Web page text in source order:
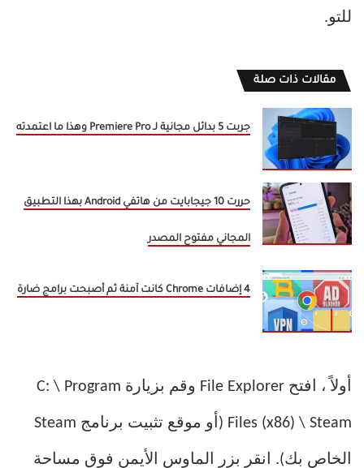
للتو.
مقالات ذات صلة
جربت 5 بدائل مجانية لـ Premiere Pro وهذا ما اعتمدته
حررت 10 جيجابايت من هاتفي Android بهذا التطبيق
المجاني مفتوح المصدر
4 إضافات Chrome كانت آمنة ثم أصبحت برامج ضارة
أولاً ، افتح File Explorer وقم بزيارة C: \ Program
Files (x86) \ Steam (أو موقع تثبيت برنامج Steam
الخاص بك). انقر بزر الماوس الأيمن فوق مساحة